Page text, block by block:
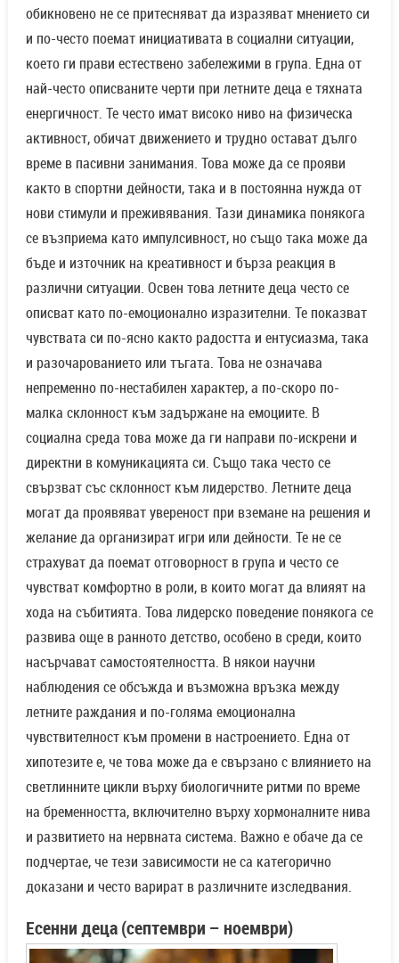
обикновено не се притесняват да изразяват мнението си
и по-често поемат инициативата в социални ситуации,
което ги прави естествено забележими в група. Една от
най-често описваните черти при летните деца е тяхната
енергичност. Те често имат високо ниво на физическа
активност, обичат движението и трудно остават дълго
време в пасивни занимания. Това може да се прояви
както в спортни дейности, така и в постоянна нужда от
нови стимули и преживявания. Тази динамика понякога
се възприема като импулсивност, но също така може да
бъде и източник на креативност и бърза реакция в
различни ситуации. Освен това летните деца често се
описват като по-емоционално изразителни. Те показват
чувствата си по-ясно както радостта и ентусиазма, така
и разочарованието или тъгата. Това не означава
непременно по-нестабилен характер, а по-скоро по-
малка склонност към задържане на емоциите. В
социална среда това може да ги направи по-искрени и
директни в комуникацията си. Също така често се
свързват със склонност към лидерство. Летните деца
могат да проявяват увереност при вземане на решения и
желание да организират игри или дейности. Те не се
страхуват да поемат отговорност в група и често се
чувстват комфортно в роли, в които могат да влияят на
хода на събитията. Това лидерско поведение понякога се
развива още в ранното детство, особено в среди, които
насърчават самостоятелността. В някои научни
наблюдения се обсъжда и възможна връзка между
летните раждания и по-голяма емоционална
чувствителност към промени в настроението. Една от
хипотезите е, че това може да е свързано с влиянието на
светлинните цикли върху биологичните ритми по време
на бременността, включително върху хормоналните нива
и развитието на нервната система. Важно е обаче да се
подчертае, че тези зависимости не са категорично
доказани и често варират в различните изследвания.
Есенни деца (септември – ноември)